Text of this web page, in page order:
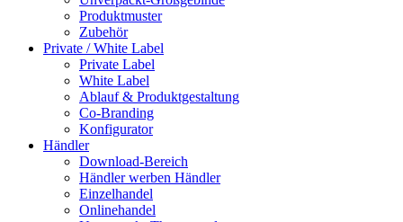
Produktmuster
Zubehör
Private / White Label
Private Label
White Label
Ablauf & Produktgestaltung
Co-Branding
Konfigurator
Händler
Download-Bereich
Händler werben Händler
Einzelhandel
Onlinehandel